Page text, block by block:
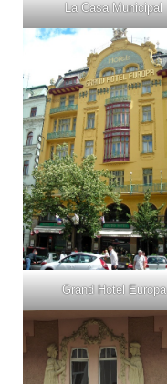
La Casa Municipal
Grand Hotel Europa